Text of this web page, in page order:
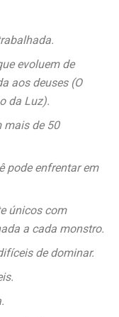
evoluem de
aos deuses (O
da Luz).
mais de 50
pode enfrentar em
únicos com
a cada monstro.
de dominar.